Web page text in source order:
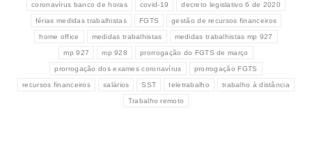
coronavírus banco de horas covid-19 decreto legislativo 6 de 2020
férias medidas trabalhistas FGTS gestão de recursos financeiros
home office medidas trabalhistas medidas trabalhistas mp 927
mp 927 mp 928 prorrogação do FGTS de março
prorrogação dos exames coronavírus prorrogação FGTS
recursos financeiros salários SST teletrabalho trabalho à distância
Trabalho remoto